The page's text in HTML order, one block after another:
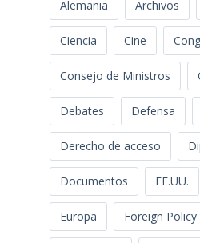
Alemania Archivos
Ciencia Cine
Consejo de Ministros
Debates Defensa
Derecho de acceso
Documentos EE.UU.
Europa Foreign Policy